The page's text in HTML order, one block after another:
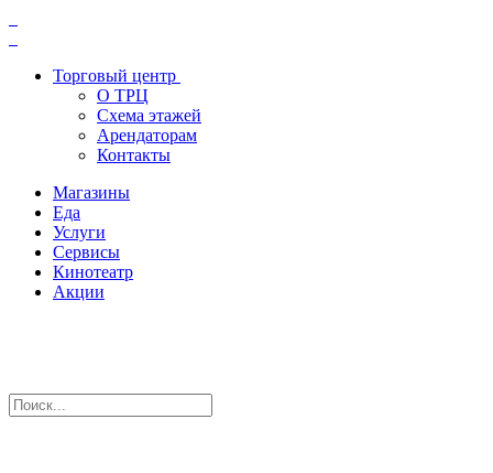
Торговый центр
О ТРЦ
Схема этажей
Арендаторам
Контакты
Магазины
Еда
Услуги
Сервисы
Кинотеатр
Акции